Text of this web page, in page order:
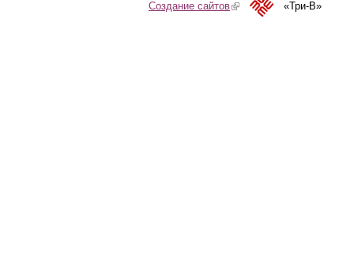
Создание сайтов(link is external)«Три-В»